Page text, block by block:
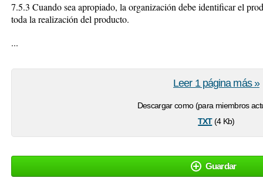
7.5.3 Cuando sea apropiado, la organización debe identificar el
toda la realización del producto.
...
Descargar como (para miembros
txt(4 Kb)
Leer 1 página más »
Guardar